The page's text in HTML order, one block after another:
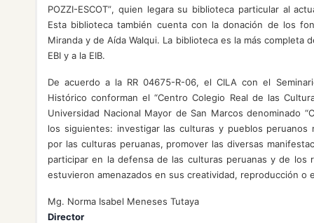
POZZI-ESCOT”, quien legara su biblioteca particular al
Esta biblioteca también cuenta con la donación de los
Miranda y de Aída Walqui. La biblioteca es la más completa
EBI y a la EIB.
De acuerdo a la RR 04675-R-06, el CILA con el
Histórico conforman el “Centro Colegio Real de las
Universidad Nacional Mayor de San Marcos denominado
los siguientes: investigar las culturas y pueblos
por las culturas peruanas, promover las diversas
participar en la defensa de las culturas peruanas y de
estuvieron amenazados en sus creatividad, reproducción o
Mg. Norma Isabel Meneses Tutaya
Director